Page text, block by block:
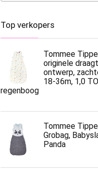
Top verkopers
Tommee
originele
ontwerp,
18-36m, 1,0
regenboog
Tommee
Grobag,
Panda